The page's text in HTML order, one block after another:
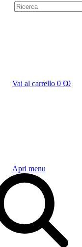
Vai al carrello 0 €0
Apri menu